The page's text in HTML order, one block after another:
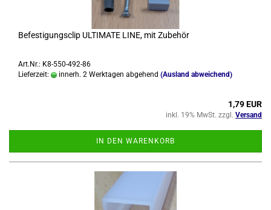
Be­fes­ti­gungs­clip UL­TI­MA­TE LINE, mit Zu­be­hör
Art.Nr.: K8-550-492-86
Lieferzeit:
innerh. 2 Werktagen abgehend (Ausland abweichend)
1,79 EUR
inkl. 19% MwSt. zzgl. Versand
IN DEN WARENKORB